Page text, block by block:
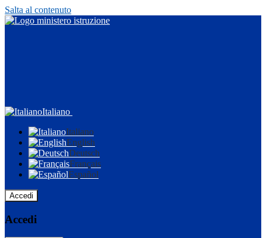
Salta al contenuto
Italiano
Italiano
English
Deutsch
Français
Español
Accedi
Accedi